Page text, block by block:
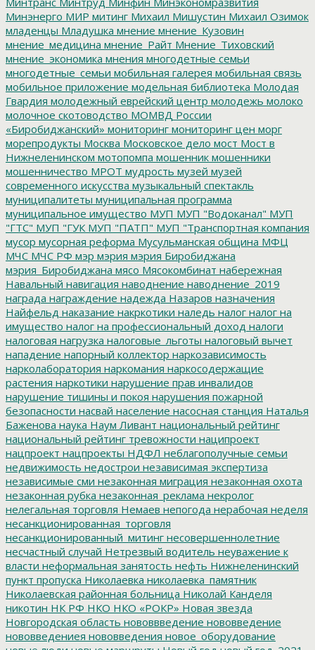
Минэнерго МИР митинг Михаил Мишустин Михаил Озимок
младенцы Младушка мнение мнение_Кузовин
мнение_медицина мнение_Райт Мнение_Тиховский
мнение_экономика мнения многодетные семьи
многодетные_семьи мобильная галерея мобильная связь
мобильное приложение модельная библиотека Молодая
Гвардия молодежный еврейский центр молодежь молоко
молочное скотоводство МОМВД России
«Биробиджанский» мониторинг мониторинг цен морг
морепродукты Москва Московское дело мост Мост в
Нижнеленинском мотопомпа мошенник мошенники
мошенничество МРОТ мудрость музей музей
современного искусства музыкальный спектакль
муниципалитеты муниципальная программа
муниципальное имущество МУП МУП "Водоканал" МУП
"ГТС" МУП "ГУК МУП "ПАТП" МУП "Транспортная компания
мусор мусорная реформа Мусульманская община МФЦ
МЧС МЧС РФ мэр мэрия мэрия Биробиджана
мэрия_Биробиджана мясо Мясокомбинат набережная
Навальный навигация наводнение наводнение_2019
награда награждение надежда Назаров назначения
Найфельд наказание накркотики наледь налог налог на
имущество налог на профессиональный доход налоги
налоговая нагрузка налоговые_льготы налоговый вычет
нападение напорный коллектор наркозависимость
нарколаборатория наркомания наркосодержащие
растения наркотики нарушение прав инвалидов
нарушение тишины и покоя нарушения пожарной
безопасности насвай население насосная станция Наталья
Баженова наука Наум Ливант национальный рейтинг
национальный рейтинг тревожности наципроект
нацпроект нацпроекты НДФЛ неблагополучные семьи
недвижимость недострои независимая экспертиза
независимые сми незаконная миграция незаконная охота
незаконная рубка незаконная_реклама некролог
нелегальная торговля Немаев непогода нерабочая неделя
несанкционированная_торговля
несанкционированный_митинг несовершеннолетние
несчастный случай Нетрезвый водитель неуважение к
власти неформальная занятость нефть Нижнеленинский
пункт пропуска Николаевка николаевка_памятник
Николаевская районная больница Николай Канделя
никотин НК РФ НКО НКО «РОКР» Новая звезда
Новгородская область нововвведение нововведение
нововведениея нововведения новое_оборудование